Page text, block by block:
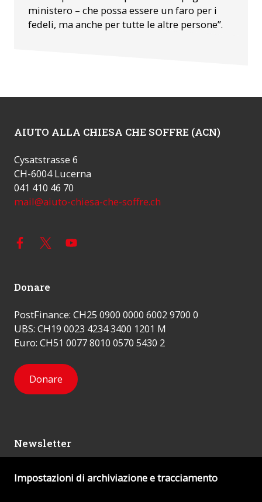
ministero – che possa essere un faro per i
fedeli, ma anche per tutte le altre persone”.
AIUTO ALLA CHIESA CHE SOFFRE (ACN)
Cysatstrasse 6
CH-6004 Lucerna
041 410 46 70
mail@aiuto-chiesa-che-soffre.ch
Donare
PostFinance: CH25 0900 0000 6002 9700 0
UBS: CH19 0023 4234 3400 1201 M
Euro: CH51 0077 8010 0570 5430 2
Donare
Newsletter
Mi iscrivo
Impostazioni di archiviazione e tracciamento